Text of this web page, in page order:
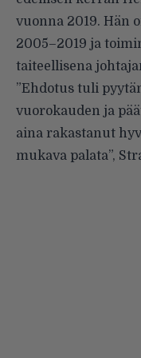
vuonna 2019. Hän
2005–2019 ja
taiteellisena
”Ehdotus tuli
vuorokauden ja
aina rakastanut
mukava palata”,